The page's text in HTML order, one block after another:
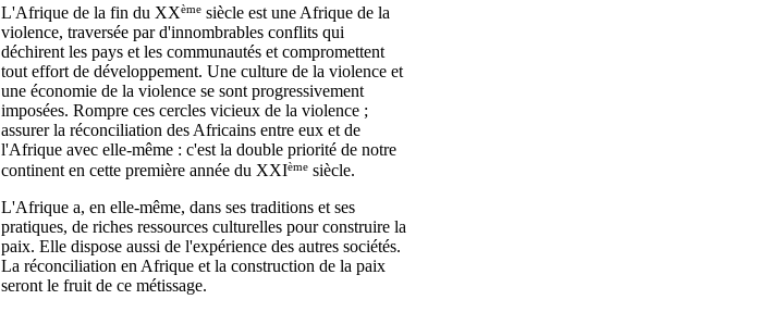
L'Afrique de la fin du XXème siècle est une Afrique de la
violence, traversée par d'innombrables conflits qui
déchirent les pays et les communautés et compromettent
tout effort de développement. Une culture de la violence et
une économie de la violence se sont progressivement
imposées. Rompre ces cercles vicieux de la violence ;
assurer la réconciliation des Africains entre eux et de
l'Afrique avec elle-même : c'est la double priorité de notre
continent en cette première année du XXIème siècle.
L'Afrique a, en elle-même, dans ses traditions et ses
pratiques, de riches ressources culturelles pour construire la
paix. Elle dispose aussi de l'expérience des autres sociétés.
La réconciliation en Afrique et la construction de la paix
seront le fruit de ce métissage.